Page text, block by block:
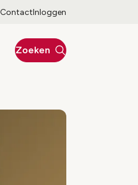
ContactInloggen
Zoeken